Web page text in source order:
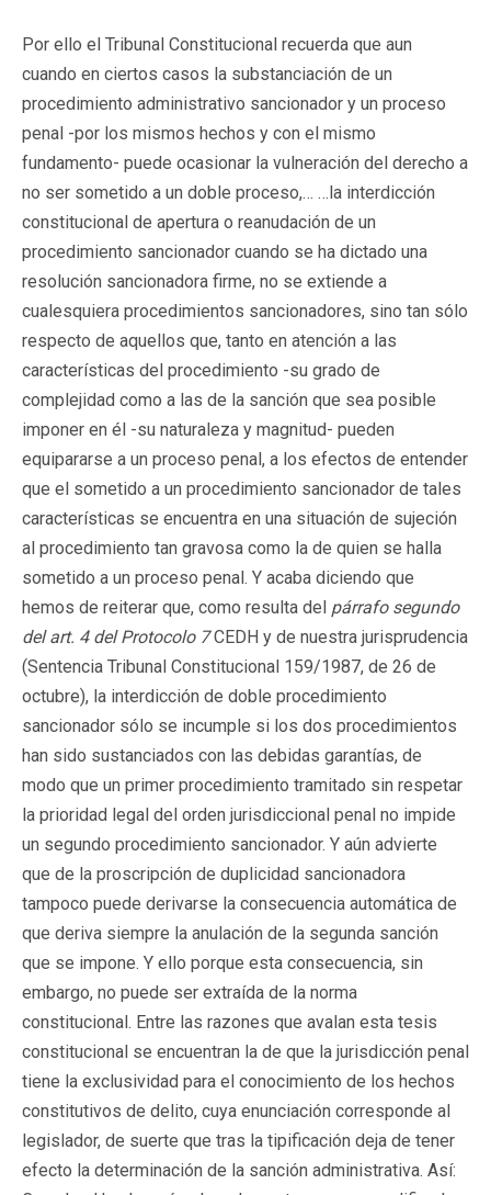
Por ello el Tribunal Constitucional recuerda que aun
cuando en ciertos casos la substanciación de un
procedimiento administrativo sancionador y un proceso
penal -por los mismos hechos y con el mismo
fundamento- puede ocasionar la vulneración del derecho a
no ser sometido a un doble proceso,… …la interdicción
constitucional de apertura o reanudación de un
procedimiento sancionador cuando se ha dictado una
resolución sancionadora firme, no se extiende a
cualesquiera procedimientos sancionadores, sino tan sólo
respecto de aquellos que, tanto en atención a las
características del procedimiento -su grado de
complejidad como a las de la sanción que sea posible
imponer en él -su naturaleza y magnitud- pueden
equipararse a un proceso penal, a los efectos de entender
que el sometido a un procedimiento sancionador de tales
características se encuentra en una situación de sujeción
al procedimiento tan gravosa como la de quien se halla
sometido a un proceso penal. Y acaba diciendo que
hemos de reiterar que, como resulta del párrafo segundo
del art. 4 del Protocolo 7CEDH y de nuestra jurisprudencia
(Sentencia Tribunal Constitucional 159/1987, de 26 de
octubre), la interdicción de doble procedimiento
sancionador sólo se incumple si los dos procedimientos
han sido sustanciados con las debidas garantías, de
modo que un primer procedimiento tramitado sin respetar
la prioridad legal del orden jurisdiccional penal no impide
un segundo procedimiento sancionador. Y aún advierte
que de la proscripción de duplicidad sancionadora
tampoco puede derivarse la consecuencia automática de
que deriva siempre la anulación de la segunda sanción
que se impone. Y ello porque esta consecuencia, sin
embargo, no puede ser extraída de la norma
constitucional. Entre las razones que avalan esta tesis
constitucional se encuentran la de que la jurisdicción penal
tiene la exclusividad para el conocimiento de los hechos
constitutivos de delito, cuya enunciación corresponde al
legislador, de suerte que tras la tipificación deja de tener
efecto la determinación de la sanción administrativa. Así: